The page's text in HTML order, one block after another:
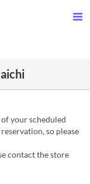
your scheduled
so please
contact the store